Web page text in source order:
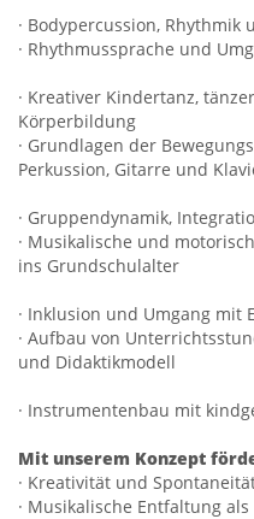
· Bodypercussion, Rhythmik
· Rhythmussprache und
· Kreativer Kindertanz,
Körperbildung
· Grundlagen der
Perkussion, Gitarre und
· Gruppendynamik,
· Musikalische und
ins Grundschulalter
· Inklusion und Umgang mit
· Aufbau von
und Didaktikmodell
· Instrumentenbau mit
Mit unserem Konzept
· Kreativität und
· Musikalische Entfaltung